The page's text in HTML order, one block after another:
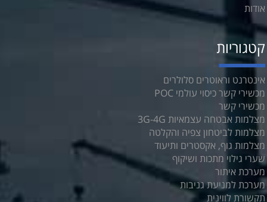
אודות
קטגוריות
אינטרנט וראוטרים סלולרים
מכשירי קשר כיסוי עולמי POC
מכשירי קשר
מצלמות אבטחה עצמאיות 3G-4G
מצלמות לביטחון צפיה והקלטה
מצלמות גוף, אקסטרים ותיעוד
שערי גילוי מתכות ושיקוף
מערכת איתור
מערכת למניעת גניבות
תקשורת לווינית